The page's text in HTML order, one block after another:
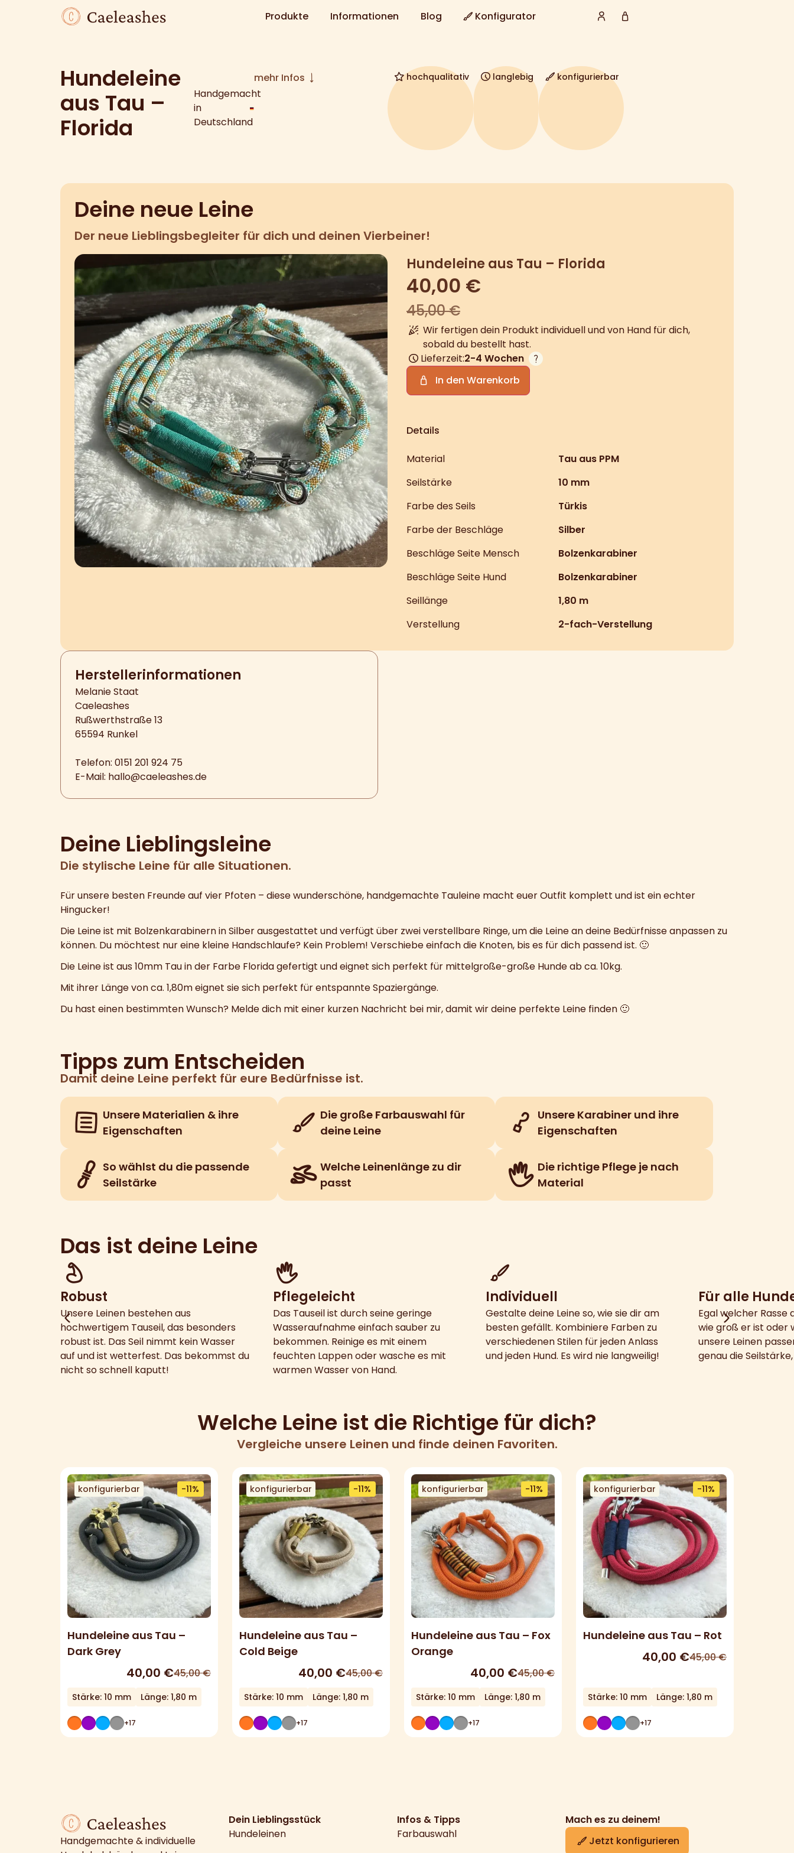
Produkte Informationen Blog Konfigurator
Hundeleine
aus Tau –
Florida
Handgemacht
in
Deutschland
mehr Infos hochqualitativ langlebig konfigurierbar
Deine neue Leine
Der neue Lieblingsbegleiter für dich und deinen Vierbeiner!
Hundeleine aus Tau – Florida
45,00€
40,00 €
Wir fertigen dein Produkt individuell und von Hand für dich,
sobald du bestellt hast.
Lieferzeit:2-4 Wochen
In den Warenkorb
Details
Material
Tau aus PPM
Seilstärke
10 mm
Farbe des Seils
Türkis
Farbe der Beschläge
Silber
Beschläge Seite Mensch
Bolzenkarabiner
Beschläge Seite Hund
Bolzenkarabiner
Seillänge
1,80 m
Verstellung
2-fach-Verstellung
Hersteller­informationen
Melanie Staat
Caeleashes
Rußwerthstraße 13
65594 Runkel
Telefon: 0151 201 924 75
E-Mail: hallo@caeleashes.de
Deine Lieblingsleine
Die stylische Leine für alle Situationen.
Für unsere besten Freunde auf vier Pfoten – diese wunderschöne, handgemachte Tauleine macht euer Outfit komplett und ist ein echter
Hingucker!
Die Leine ist mit Bolzenkarabinern in Silber ausgestattet und verfügt über zwei verstellbare Ringe, um die Leine an deine Bedürfnisse anpassen zu
können. Du möchtest nur eine kleine Handschlaufe? Kein Problem! Verschiebe einfach die Knoten, bis es für dich passend ist. 🙂
Die Leine ist aus 10mm Tau in der Farbe Florida gefertigt und eignet sich perfekt für mittelgroße-große Hunde ab ca. 10kg.
Mit ihrer Länge von ca. 1,80m eignet sie sich perfekt für entspannte Spaziergänge.
Du hast einen bestimmten Wunsch? Melde dich mit einer kurzen Nachricht bei mir, damit wir deine perfekte Leine finden 🙂
Tipps zum Entscheiden
Damit deine Leine perfekt für eure Bedürfnisse ist.
Unsere Materialien & ihre
Eigenschaften
Die große Farbauswahl für
deine Leine
Unsere Karabiner und ihre
Eigenschaften
So wählst du die passende
Seilstärke
Welche Leinenlänge zu dir
passt
Die richtige Pflege je nach
Material
Das ist deine Leine
Robust
Unsere Leinen bestehen aus
hochwertigem Tauseil, das besonders
robust ist. Das Seil nimmt kein Wasser
auf und ist wetterfest. Das bekommst du
nicht so schnell kaputt!
Pflegeleicht
Das Tauseil ist durch seine geringe
Wasseraufnahme einfach sauber zu
bekommen. Reinige es mit einem
feuchten Lappen oder wasche es mit
warmen Wasser von Hand.
Individuell
Gestalte deine Leine so, wie sie dir am
besten gefällt. Kombiniere Farben zu
verschiedenen Stilen für jeden Anlass
und jeden Hund. Es wird nie langweilig!
Für alle
Egal welcher Rasse
wie groß er ist oder
unsere Leinen
genau die
Welche Leine ist die Richtige für dich?
Vergleiche unsere Leinen und finde deinen Favoriten.
konfigurierbar -11%
Hundeleine aus Tau –
Dark Grey
45,00€
40,00 €
Stärke: 10 mm Länge: 1,80 m
+17
konfigurierbar -11%
Hundeleine aus Tau –
Cold Beige
45,00€
40,00 €
Stärke: 10 mm Länge: 1,80 m
+17
konfigurierbar -11%
Hundeleine aus Tau – Fox
Orange
45,00€
40,00 €
Stärke: 10 mm Länge: 1,80 m
+17
konfigurierbar -11%
Hundeleine aus Tau – Rot
45,00€
40,00 €
Stärke: 10 mm Länge: 1,80 m
+17
Handgemachte & individuelle
Dein Lieblingsstück
Hundeleinen
Infos & Tipps
Farbauswahl
Mach es zu deinem!
Jetzt konfigurieren